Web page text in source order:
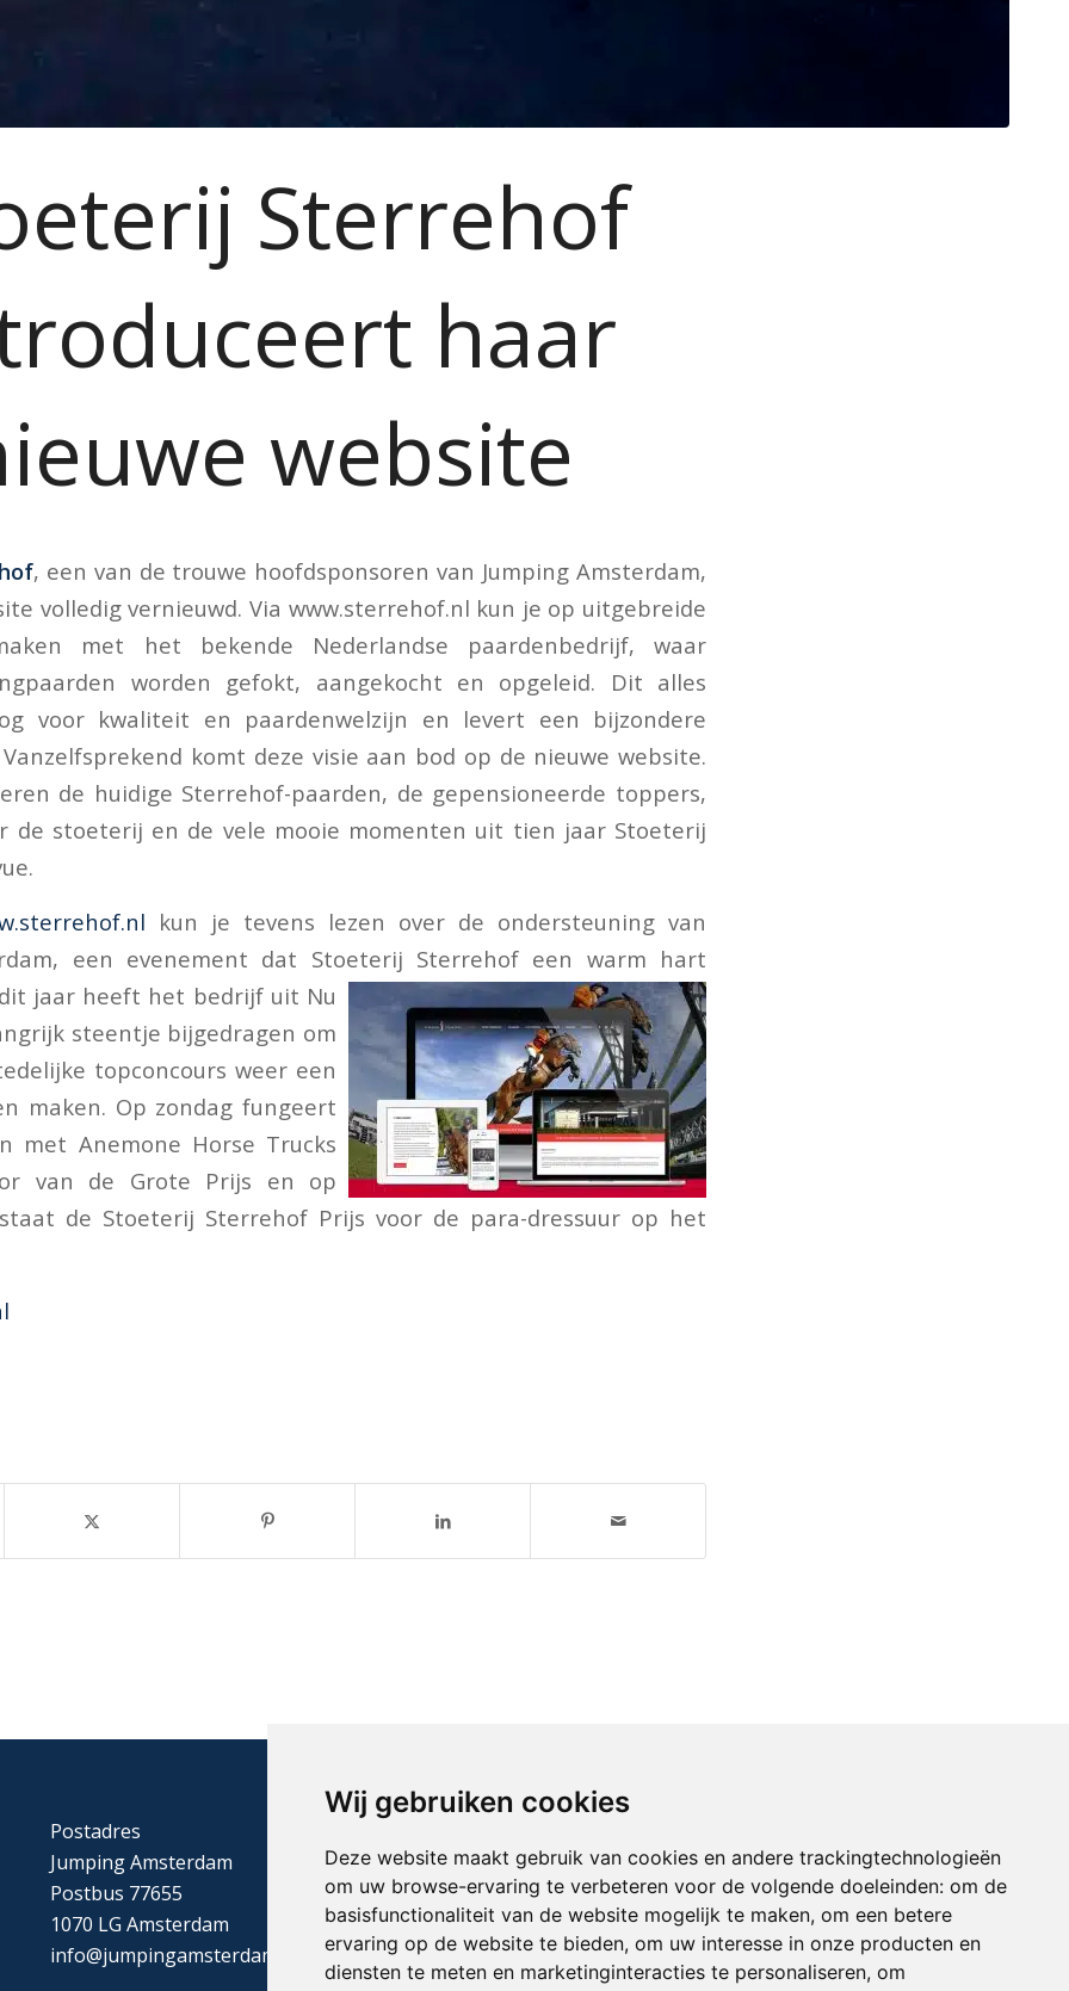
Wij gebruiken cookies
Deze website maakt gebruik van cookies en andere trackingtechnologieën
om uw browse-ervaring te verbeteren voor de volgende doeleinden: om de
basisfunctionaliteit van de website mogelijk te maken, om een betere
ervaring op de website te bieden, om uw interesse in onze producten en
diensten te meten en marketinginteracties te personaliseren, om
Sterrehof
haar
website
, een van de trouwe hoofdsponsoren van Jumping Amsterdam,
volledig vernieuwd. Via www.sterrehof.nl kun je op uitgebreide
met het bekende Nederlandse paardenbedrijf, waar
worden gefokt, aangekocht en opgeleid. Dit alles
voor kwaliteit en paardenwelzijn en levert een bijzondere
komt deze visie aan bod op de nieuwe website.
de huidige Sterrehof-paarden, de gepensioneerde toppers,
de stoeterij en de vele mooie momenten uit tien jaar Stoeterij
kun je tevens lezen over de ondersteuning van
een evenement dat Stoeterij Sterrehof een warm hart
jaar heeft het bedrijf uit Nu
steentje bijgedragen om
topconcours weer een
maken. Op zondag fungeert
met Anemone Horse Trucks
van de Grote Prijs en op
de Stoeterij Sterrehof Prijs voor de para-dressuur op het
Postadres
Jumping Amsterdam
Postbus 77655
1070 LG Amsterdam
info@jumpingamsterdam.nl